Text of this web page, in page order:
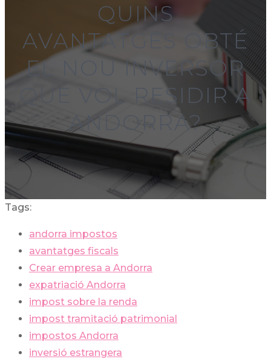
QUINS
AVANTATGES OBTÉ
EL NOU INVERSOR
QUE VOL RESIDIR A
ANDORRA?
Tags:
andorra impostos
avantatges fiscals
Crear empresa a Andorra
expatriació Andorra
impost sobre la renda
impost tramitació patrimonial
impostos Andorra
inversió estrangera